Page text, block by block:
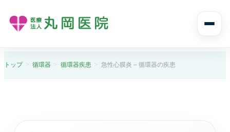
診療案内
トップ 循環器 循環器疾患 急性心膜炎 – 循環器の疾患